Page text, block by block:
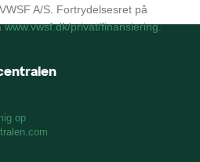
A/S. Fortrydelsesret på
www.vwsf.dk/privat/finansiering.
op